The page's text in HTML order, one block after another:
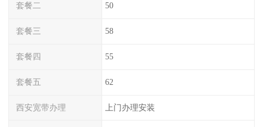
套餐二 50
套餐三 58
套餐四 55
套餐五 62
西安宽带办理 上门办理安装